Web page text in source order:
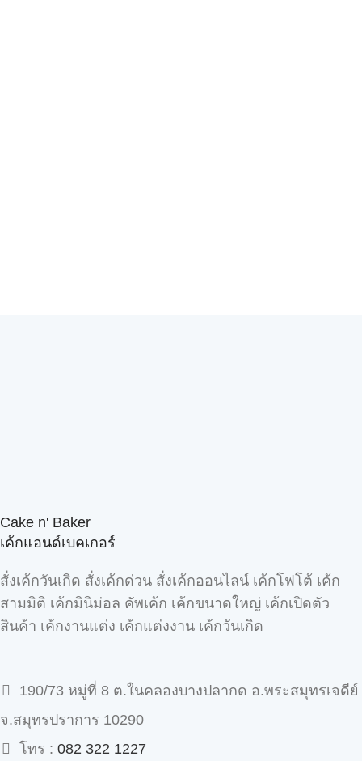
Cake n' Baker
เค้กแอนด์เบคเกอร์
สั่งเค้กวันเกิด สั่งเค้กด่วน สั่งเค้กออนไลน์ เค้กโฟโต้ เค้ก
สามมิติ เค้กมินิม่อล คัพเค้ก เค้กขนาดใหญ่ เค้กเปิดตัว
สินค้า เค้กงานแต่ง เค้กแต่งงาน เค้กวันเกิด
190/73 หมู่ที่ 8 ต.ในคลองบางปลากด อ.พระสมุทรเจดีย์
จ.สมุทรปราการ 10290
โทร : 082 322 1227